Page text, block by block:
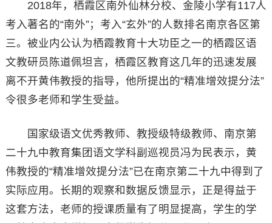
2018年，栖霞区南外仙林分校、金陵小学有117人
考入著名的“南外”；考入“玄外”的人数排名南京各区第
三。被业内公认为栖霞教育十大功臣之一的栖霞区语
文教研员陈道佩坦言，栖霞区教育这几年的迅速发展
离不开黄伟教授的指导，他所提出的“精准增效提分法”
令很多老师和学生受益。
国家级语文优秀教师、教授级特级教师、南京第
二十九中教育集团语文学科副巡视员冯为民表示，黄
伟教授的“精准增效提分法”已在南京第二十九中得到了
实际应用。长期的观察和数据反馈显示，正是得益于
这套方法，老师的授课质量有了明显提高，学生的学